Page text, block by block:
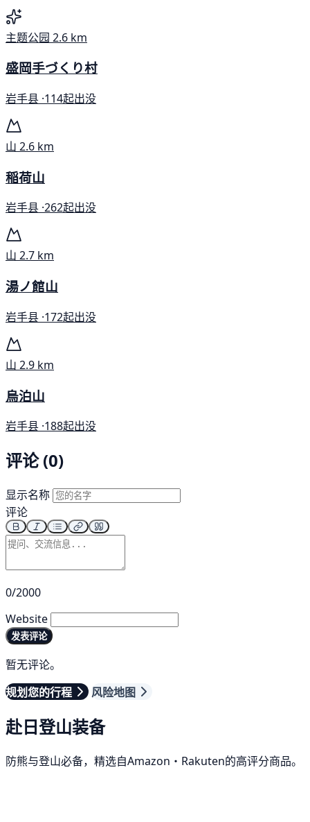
主题公园 2.6 km
盛岡手づくり村
岩手县 ·114起出没
山 2.6 km
稲荷山
岩手县 ·262起出没
山 2.7 km
湯ノ館山
岩手县 ·172起出没
山 2.9 km
烏泊山
岩手县 ·188起出没
评论 (0)
显示名称
评论
0/2000
Website
发表评论
暂无评论。
规划您的行程
风险地图
赴日登山装备
防熊与登山必备，精选自Amazon・Rakuten的高评分商品。